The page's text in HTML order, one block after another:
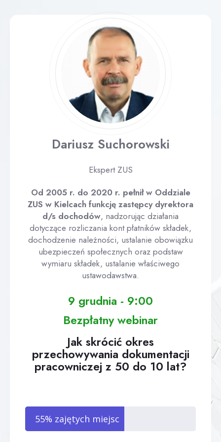
Dariusz Suchorowski
Ekspert ZUS
Od 2005 r. do 2020 r. pełnił w Oddziale
ZUS w Kielcach funkcję zastępcy dyrektora
d/s dochodów, nadzorując działania
dotyczące rozliczania kont płatników składek,
dochodzenie należności, ustalanie obowiązku
ubezpieczeń społecznych oraz podstaw
wymiaru składek, ustalanie właściwego
ustawodawstwa.
9 grudnia - 9:00
Bezpłatny webinar
Jak skrócić okres
przechowywania dokumentacji
pracowniczej z 50 do 10 lat?
55% zajętych miejsc